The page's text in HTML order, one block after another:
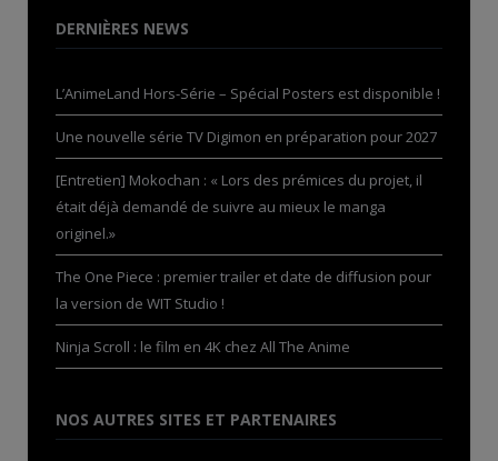
DERNIÈRES NEWS
L’AnimeLand Hors-Série – Spécial Posters est disponible !
Une nouvelle série TV Digimon en préparation pour 2027
[Entretien] Mokochan : « Lors des prémices du projet, il
était déjà demandé de suivre au mieux le manga
originel.»
The One Piece : premier trailer et date de diffusion pour
la version de WIT Studio !
Ninja Scroll : le film en 4K chez All The Anime
NOS AUTRES SITES ET PARTENAIRES